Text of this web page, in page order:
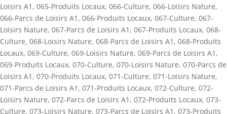
Loisirs A1 , 065-Produits Locaux, 066-Culture, 066-Loisirs Nature,
066-Parcs de Loisirs A1 , 066-Produits Locaux, 067-Culture, 067-
Loisirs Nature, 067-Parcs de Loisirs A1 , 067-Produits Locaux, 068-
Culture, 068-Loisirs Nature, 068-Parcs de Loisirs A1 , 068-Produits
Locaux, 069-Culture, 069-Loisirs Nature, 069-Parcs de Loisirs A1 ,
069-Produits Locaux, 070-Culture, 070-Loisirs Nature, 070-Parcs de
Loisirs A1 , 070-Produits Locaux, 071-Culture, 071-Loisirs Nature,
071-Parcs de Loisirs A1 , 071-Produits Locaux, 072-Culture, 072-
Loisirs Nature, 072-Parcs de Loisirs A1 , 072-Produits Locaux, 073-
Culture, 073-Loisirs Nature, 073-Parcs de Loisirs A1 , 073-Produits